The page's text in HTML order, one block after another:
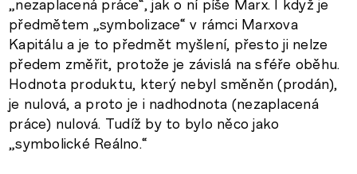
„nezaplacená práce“, jak o ní píše Marx. I když je
předmětem „symbolizace“ v rámci Marxova
Kapitálu a je to předmět myšlení, přesto ji nelze
předem změřit, protože je závislá na sféře oběhu.
Hodnota produktu, který nebyl směněn (prodán),
je nulová, a proto je i nadhodnota (nezaplacená
práce) nulová. Tudíž by to bylo něco jako
„symbolické Reálno.“